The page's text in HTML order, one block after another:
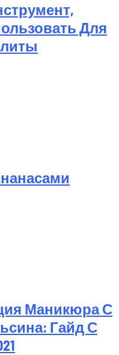
Для
Маникюра С
Гайд С